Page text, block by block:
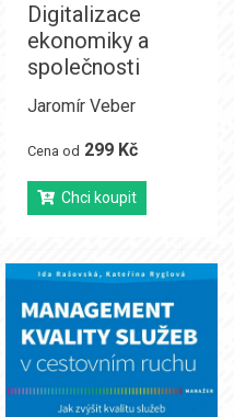
Digitalizace
ekonomiky a
společnosti
Jaromír Veber
Cena od 299 Kč
Chci koupit